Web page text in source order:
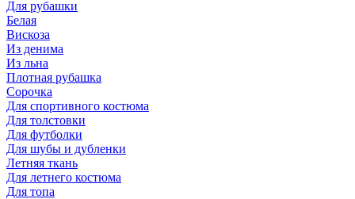
Для рубашки
Белая
Вискоза
Из денима
Из льна
Плотная рубашка
Сорочка
Для спортивного костюма
Для толстовки
Для футболки
Для шубы и дубленки
Летняя ткань
Для летнего костюма
Для топа